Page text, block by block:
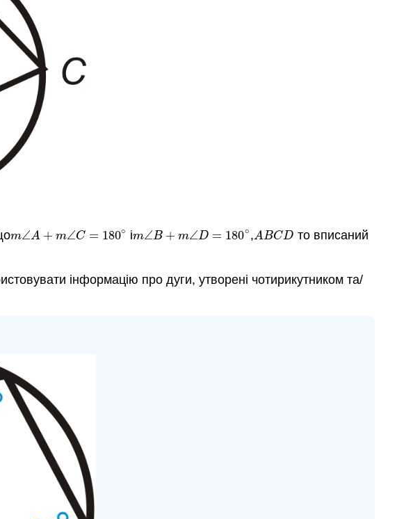
m∠A + m∠C = 180∘
m∠A+m∠C= 180∘ іm∠B + m∠D = 180∘
m∠B +m∠D= 180∘ ,ABCD
ABCD
то вписаний
інформацію про дуги, утворені чотирикутником та/